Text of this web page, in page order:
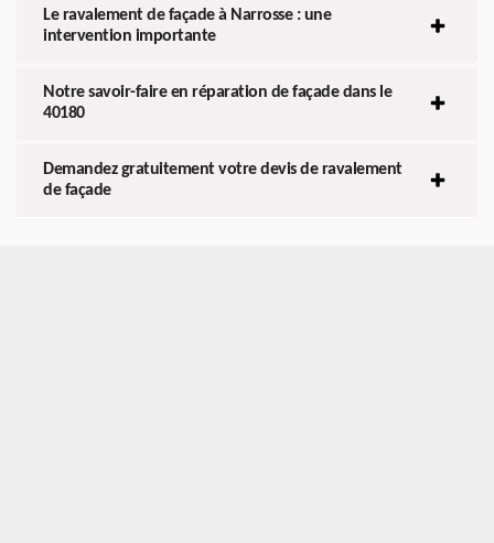
Le ravalement de façade à Narrosse : une
intervention importante
Notre savoir-faire en réparation de façade dans le
40180
Demandez gratuitement votre devis de ravalement
de façade